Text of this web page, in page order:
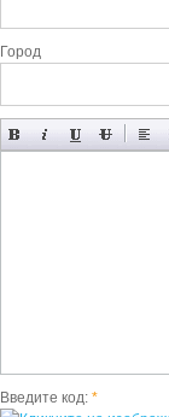
Город
Введите код: *